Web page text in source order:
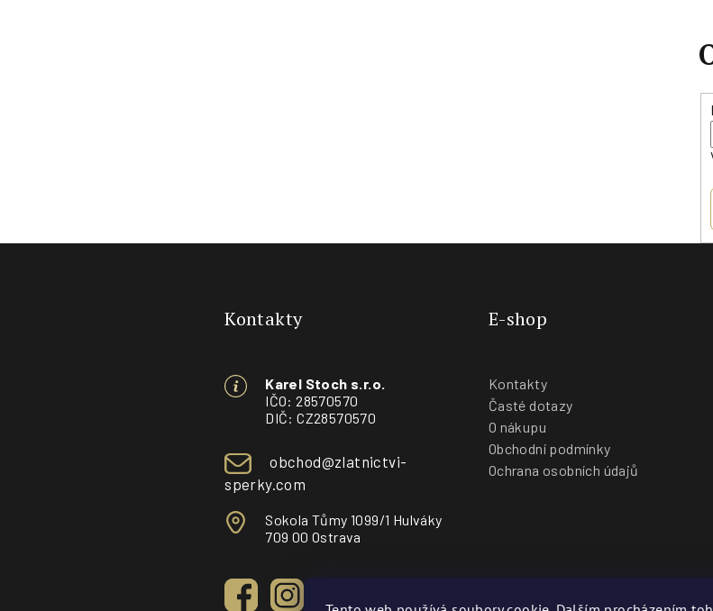
Kontakty
Karel Stoch s.r.o.
IČO: 28570570
DIČ: CZ28570570
obchod@zlatnictvi-
sperky.com
Sokola Tůmy 1099/1 Hulváky
709 00 Ostrava
E-shop
Kontakty
Časté dotazy
O nákupu
Obchodní podmínky
Ochrana osobních údajů